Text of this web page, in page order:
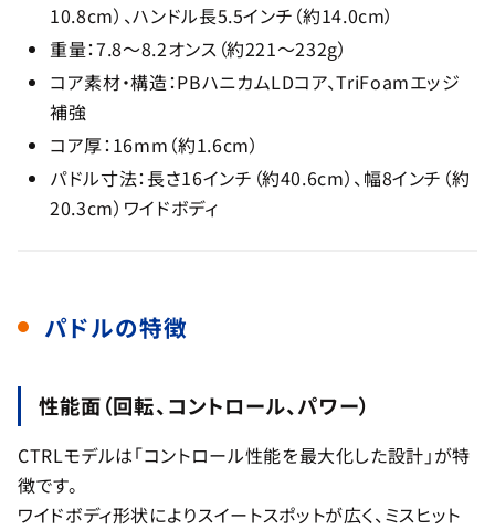
10.8cm）、ハンドル長5.5インチ（約14.0cm）
重量：7.8〜8.2オンス（約221〜232g）
コア素材・構造：PBハニカムLDコア、TriFoamエッジ
補強
コア厚：16mm（約1.6cm）
パドル寸法：長さ16インチ（約40.6cm）、幅8インチ（約
20.3cm）ワイドボディ
パドルの特徴
性能面（回転、コントロール、パワー）
CTRLモデルは「コントロール性能を最大化した設計」が特
徴です。
ワイドボディ形状によりスイートスポットが広く、ミスヒット